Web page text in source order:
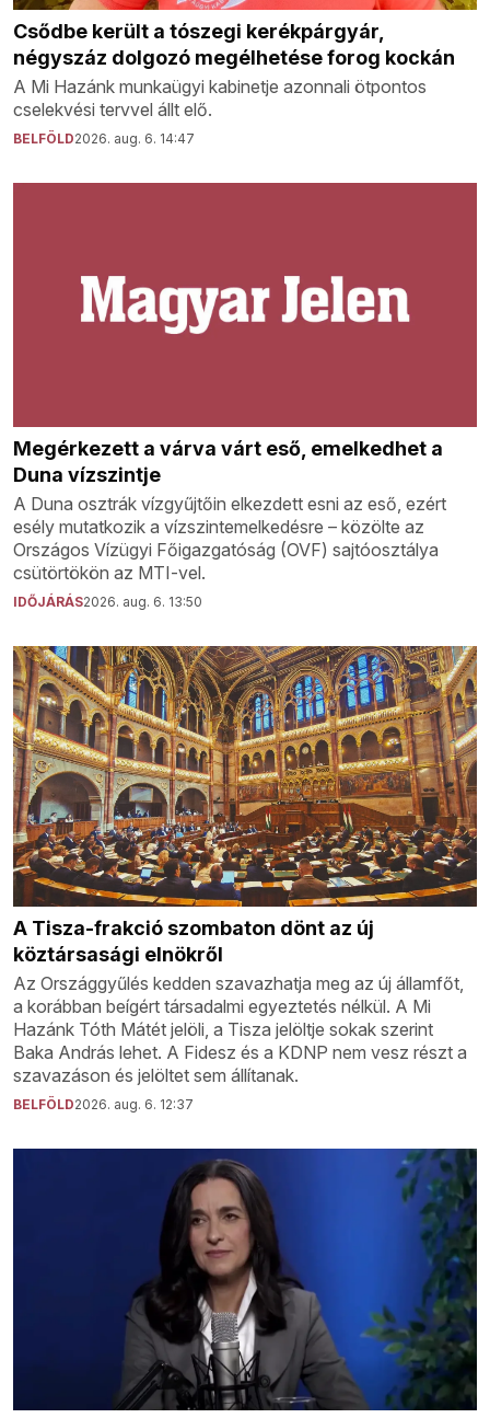
Csődbe került a tószegi kerékpárgyár,
négyszáz dolgozó megélhetése forog kockán
A Mi Hazánk munkaügyi kabinetje azonnali ötpontos
cselekvési tervvel állt elő.
BELFÖLD2026. aug. 6. 14:47
Megérkezett a várva várt eső, emelkedhet a
Duna vízszintje
A Duna osztrák vízgyűjtőin elkezdett esni az eső, ezért
esély mutatkozik a vízszintemelkedésre – közölte az
Országos Vízügyi Főigazgatóság (OVF) sajtóosztálya
csütörtökön az MTI-vel.
IDŐJÁRÁS2026. aug. 6. 13:50
A Tisza-frakció szombaton dönt az új
köztársasági elnökről
Az Országgyűlés kedden szavazhatja meg az új államfőt,
a korábban beígért társadalmi egyeztetés nélkül. A Mi
Hazánk Tóth Mátét jelöli, a Tisza jelöltje sokak szerint
Baka András lehet. A Fidesz és a KDNP nem vesz részt a
szavazáson és jelöltet sem állítanak.
BELFÖLD2026. aug. 6. 12:37